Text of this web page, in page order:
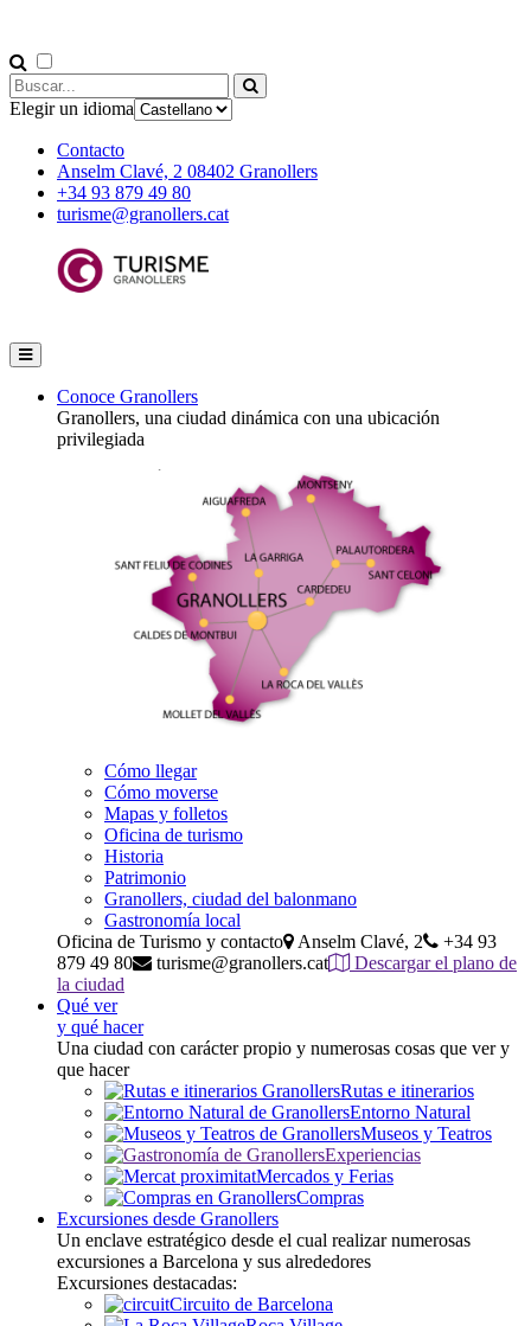
Elegir un idioma
Contacto
Anselm Clavé, 2 08402 Granollers
+34 93 879 49 80
turisme@granollers.cat
Conoce Granollers
Granollers, una ciudad dinámica con una ubicación
privilegiada
Cómo llegar
Cómo moverse
Mapas y folletos
Oficina de turismo
Historia
Patrimonio
Granollers, ciudad del balonmano
Gastronomía local
Oficina de Turismo y contacto
Anselm Clavé, 2
+34 93
879 49 80
turisme@granollers.cat
Descargar el plano de
la ciudad
Qué ver
y qué hacer
Una ciudad con carácter propio y numerosas cosas que ver y
que hacer
Rutas e itinerarios
Entorno Natural
Museos y Teatros
Experiencias
Mercados y Ferias
Compras
Excursiones desde Granollers
Un enclave estratégico desde el cual realizar numerosas
excursiones a Barcelona y sus alrededores
Excursiones destacadas:
Circuito de Barcelona